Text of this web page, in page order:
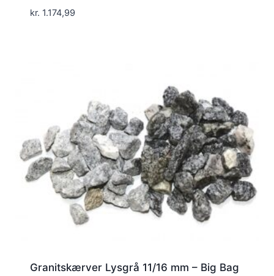
kr. 1.174,99
Granitskærver Lysgrå 11/16 mm – Big Bag